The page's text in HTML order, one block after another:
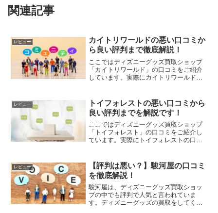
関連記事
レビュー
カイトリワールドの悪い口コミか
ら良い評判まで徹底解説！
ここではディズニーグッズ買取ショップ
「カイトリワールド」の口コミをご紹介
しています。実際にカイトリワールドの
でも中立的な立場で嘘なく真実を伝えて
いけたらと思います。「カ...
レビュー
トイフォレストの悪い口コミから
良い評判までを解説です！
ここではディズニーグッズ買取ショップ
「トイフォレスト」の口コミをご紹介し
ています。実際にトイフォレストの口コ
中立的な立場で嘘なく真実を伝えていけ
たらと思います。「トイフ...
レビュー
【評判は悪い？】駿河屋の口コミ
を徹底解説！
駿河屋は、ディズニーグッズ買取ショッ
プの中でも評判で人気と言われていま
す。ディズニーグッズの買取をしてくれ